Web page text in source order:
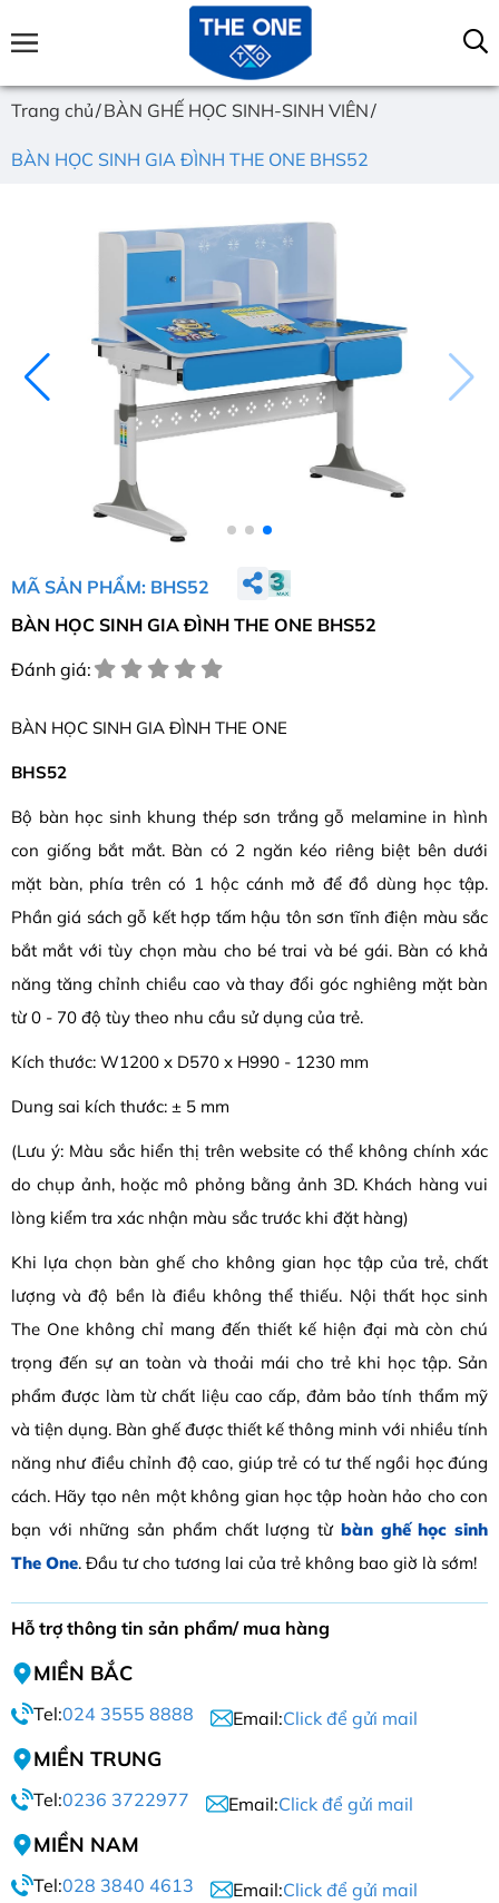
Trang chủ BÀN GHẾ HỌC SINH-SINH VIÊN
BÀN HỌC SINH GIA ĐÌNH THE ONE BHS52
MÃ SẢN PHẨM: BHS52
BÀN HỌC SINH GIA ĐÌNH THE ONE BHS52
Đánh giá:
BÀN HỌC SINH GIA ĐÌNH THE ONE
BHS52
Bộ bàn học sinh khung thép sơn trắng gỗ melamine in hình
con giống bắt mắt. Bàn có 2 ngăn kéo riêng biệt bên dưới
mặt bàn, phía trên có 1 hộc cánh mở để đồ dùng học tập.
Phần giá sách gỗ kết hợp tấm hậu tôn sơn tĩnh điện màu sắc
bắt mắt với tùy chọn màu cho bé trai và bé gái. Bàn có khả
năng tăng chỉnh chiều cao và thay đổi góc nghiêng mặt bàn
từ 0 - 70 độ tùy theo nhu cầu sử dụng của trẻ.
Kích thước: W1200 x D570 x H990 - 1230 mm
Dung sai kích thước: ± 5 mm
(Lưu ý: Màu sắc hiển thị trên website có thể không chính xác
do chụp ảnh, hoặc mô phỏng bằng ảnh 3D. Khách hàng vui
lòng kiểm tra xác nhận màu sắc trước khi đặt hàng)
Khi lựa chọn bàn ghế cho không gian học tập của trẻ, chất
lượng và độ bền là điều không thể thiếu. Nội thất học sinh
The One không chỉ mang đến thiết kế hiện đại mà còn chú
trọng đến sự an toàn và thoải mái cho trẻ khi học tập. Sản
phẩm được làm từ chất liệu cao cấp, đảm bảo tính thẩm mỹ
và tiện dụng. Bàn ghế được thiết kế thông minh với nhiều tính
năng như điều chỉnh độ cao, giúp trẻ có tư thế ngồi học đúng
cách. Hãy tạo nên một không gian học tập hoàn hảo cho con
bạn với những sản phẩm chất lượng từ bàn ghế học sinh
The One. Đầu tư cho tương lai của trẻ không bao giờ là sớm!
Hỗ trợ thông tin sản phẩm/ mua hàng
MIỀN BẮC
Tel:024 3555 8888 Email:Click để gửi mail
MIỀN TRUNG
Tel:0236 3722977 Email:Click để gửi mail
MIỀN NAM
Tel:028 3840 4613 Email:Click để gửi mail